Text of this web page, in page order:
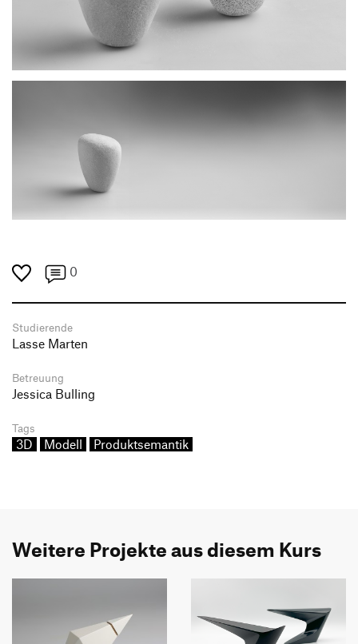
0
Studierende
Lasse Marten
Betreuung
Jessica Bulling
Tags
3D Modell Produktsemantik
Weitere Projekte aus diesem Kurs